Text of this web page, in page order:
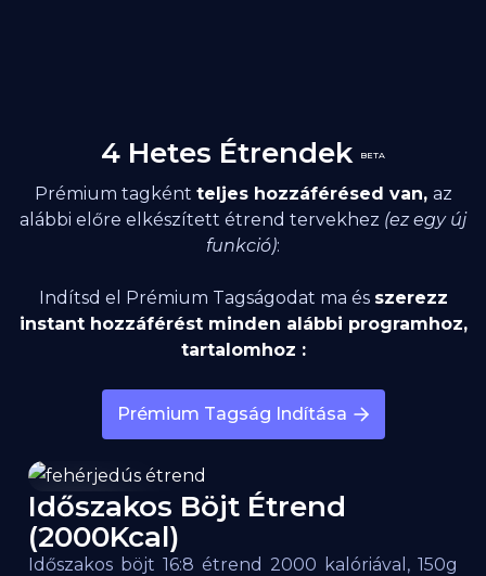
4 Hetes Étrendek BETA
Prémium tagként teljes hozzáférésed van, az
alábbi előre elkészített étrend tervekhez (ez egy új
funkció):
Indítsd el Prémium Tagságodat ma és szerezz
instant hozzáférést minden alábbi programhoz,
tartalomhoz :
Prémium Tagság Indítása
2000kcal
Időszakos Böjt Étrend
(2000Kcal)
Időszakos böjt 16:8 étrend 2000 kalóriával, 150g